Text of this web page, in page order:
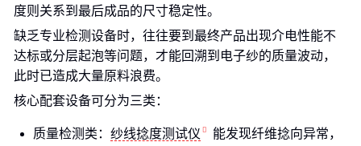
度则关系到最后成品的尺寸稳定性。
缺乏专业检测设备时，往往要到最终产品出现介电性能不
达标或分层起泡等问题，才能回溯到电子纱的质量波动，
此时已造成大量原料浪费。
核心配套设备可分为三类：
质量检测类： 纱线捻度测试仪
能发现纤维捻向异常，